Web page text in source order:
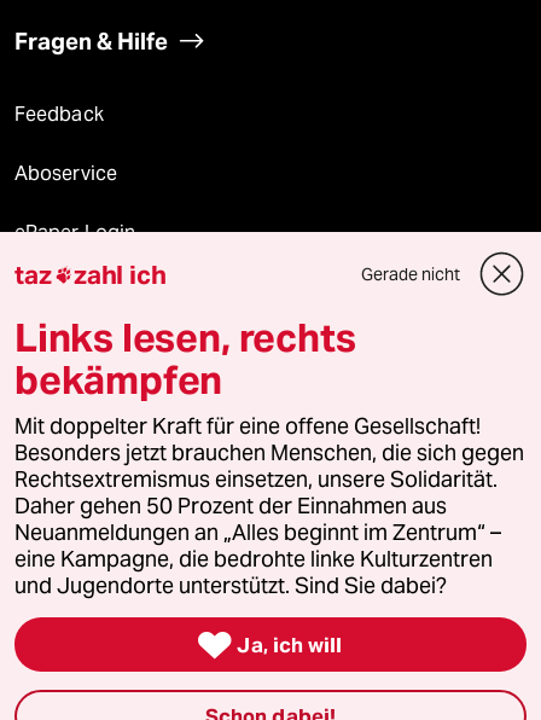
Fragen & Hilfe
Feedback
Aboservice
ePaper Login
Downloads für Abonnierende
© 2026 taz Verlags und Vertriebs GmbH
Alle Rechte vorbehalten. Bei rechtlichen Fragen oder für Genehmigungen
wenden Sie sich bitte an
lizenzen@taz.de
Feedback Redaktionsstatut Kommune-Richtlinien
Leitlinie Informant Datenschutz Impressum AGB
Seitenwende Einwilligungen widerrufen (Ads)
taz zahl ich Gerade nicht
Links lesen, rechts
bekämpfen
Mit doppelter Kraft für eine offene Gesellschaft!
Besonders jetzt brauchen Menschen, die sich gegen
Rechtsextremismus einsetzen, unsere Solidarität.
Daher gehen 50 Prozent der Einnahmen aus
Neuanmeldungen an „Alles beginnt im Zentrum“ –
eine Kampagne, die bedrohte linke Kulturzentren
und Jugendorte unterstützt. Sind Sie dabei?
 Ja, ich will